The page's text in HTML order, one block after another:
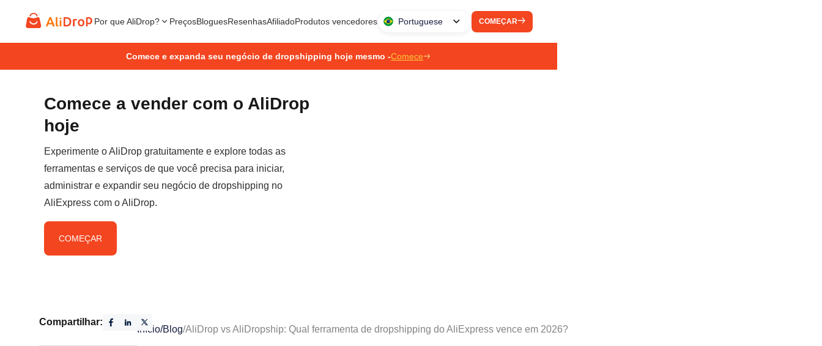
Por que AliDrop? PreçosBloguesResenhasAfiliadoProdutos vencedores Portuguese COMEÇAR
Comece e expanda seu negócio de dropshipping hoje mesmo -Comece
Comece a vender com o AliDrop
hoje
Experimente o AliDrop gratuitamente e explore todas as
ferramentas e serviços de que você precisa para iniciar,
administrar e expandir seu negócio de dropshipping no
AliExpress com o AliDrop.
COMEÇAR
Compartilhar:
Início/Blog/AliDrop vs AliDropship: Qual ferramenta de dropshipping do AliExpress vence em 2026?